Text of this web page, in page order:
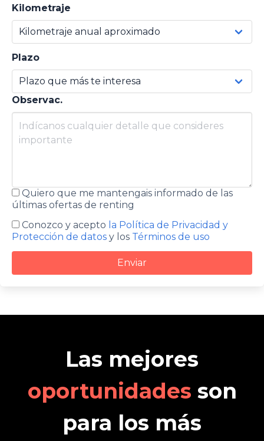
Kilometraje
Plazo
Observac.
Quiero que me mantengais informado de las
últimas ofertas de renting
Conozco y acepto la Política de Privacidad y
Protección de datos y los Términos de uso
Enviar
Las mejores
oportunidades son
para los más